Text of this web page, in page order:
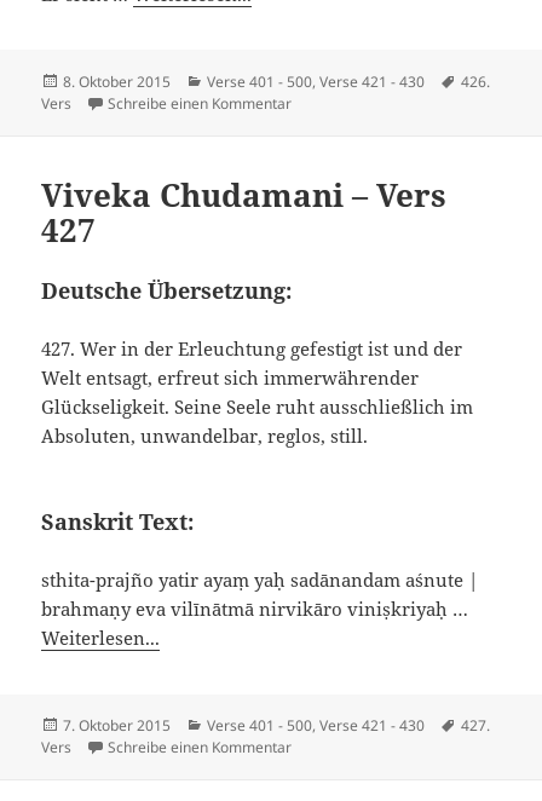
Veröffentlicht
am
8. Oktober 2015 Kategorien
Verse 401 - 500,Verse 421 - 430
426.
Vers
Schreibe einen Kommentarzu Viveka Chudamani – Vers 426
Viveka Chudamani – Vers
427
Deutsche Übersetzung:
427. Wer in der Erleuchtung gefestigt ist und der
Welt entsagt, erfreut sich immerwährender
Glückseligkeit. Seine Seele ruht ausschließlich im
Absoluten, unwandelbar, reglos, still.
Sanskrit Text:
sthita-prajño yatir ayaṃ yaḥ sadānandam aśnute |
brahmaṇy eva vilīnātmā nirvikāro viniṣkriyaḥ …
Weiterlesen...
Veröffentlicht
am
7. Oktober 2015 Kategorien
Verse 401 - 500,Verse 421 - 430
427.
Vers
Schreibe einen Kommentarzu Viveka Chudamani – Vers 427